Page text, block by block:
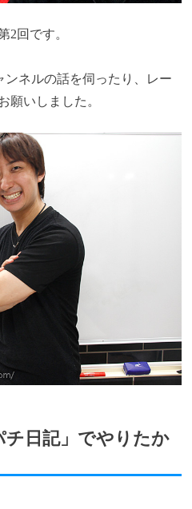
2回です。
ンネルの話を伺ったり、レー
願いしました。
チ日記」でやりたか